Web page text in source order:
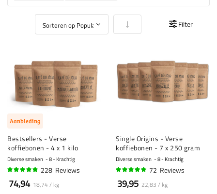
Van laag naar hoog sorteren
Filter
Aanbieding
Bestsellers - Verse
koffiebonen - 4 x 1 kilo
Diverse smaken 8 - Krachtig
228 Reviews
74,94 18,74 / kg
Single Origins - Verse
koffiebonen - 7 x 250 gram
Diverse smaken 8 - Krachtig
72 Reviews
39,95 22,83 / kg